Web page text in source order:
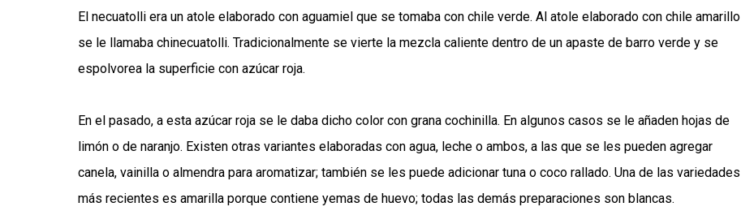
El necuatolli era un atole elaborado con aguamiel que se tomaba con chile verde. Al atole elaborado con chile amarillo
se le llamaba chinecuatolli. Tradicionalmente se vierte la mezcla caliente dentro de un apaste de barro verde y se
espolvorea la superficie con azúcar roja.
En el pasado, a esta azúcar roja se le daba dicho color con grana cochinilla. En algunos casos se le añaden hojas de
limón o de naranjo. Existen otras variantes elaboradas con agua, leche o ambos, a las que se les pueden agregar
canela, vainilla o almendra para aromatizar; también se les puede adicionar tuna o coco rallado. Una de las variedades
más recientes es amarilla porque contiene yemas de huevo; todas las demás preparaciones son blancas.